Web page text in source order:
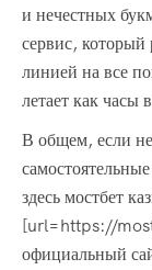
и нечестных
сервис, который
линией на все
летает как часы
В общем, если не
здесь мостбет
[url=https://
официальный